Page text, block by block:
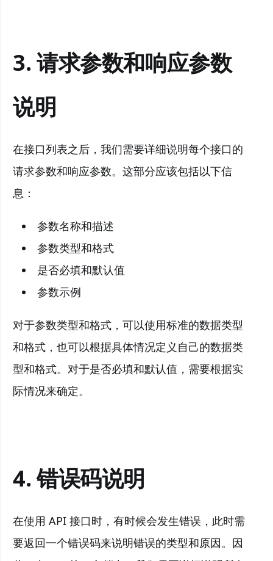
3. 请求参数和响应参数
说明
在接口列表之后，我们需要详细说明每个接口的
请求参数和响应参数。这部分应该包括以下信
息：
参数名称和描述
参数类型和格式
是否必填和默认值
参数示例
对于参数类型和格式，可以使用标准的数据类型
和格式，也可以根据具体情况定义自己的数据类
型和格式。对于是否必填和默认值，需要根据实
际情况来确定。
4. 错误码说明
在使用 API 接口时，有时候会发生错误，此时需
要返回一个错误码来说明错误的类型和原因。因